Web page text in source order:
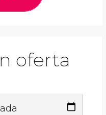
oferta